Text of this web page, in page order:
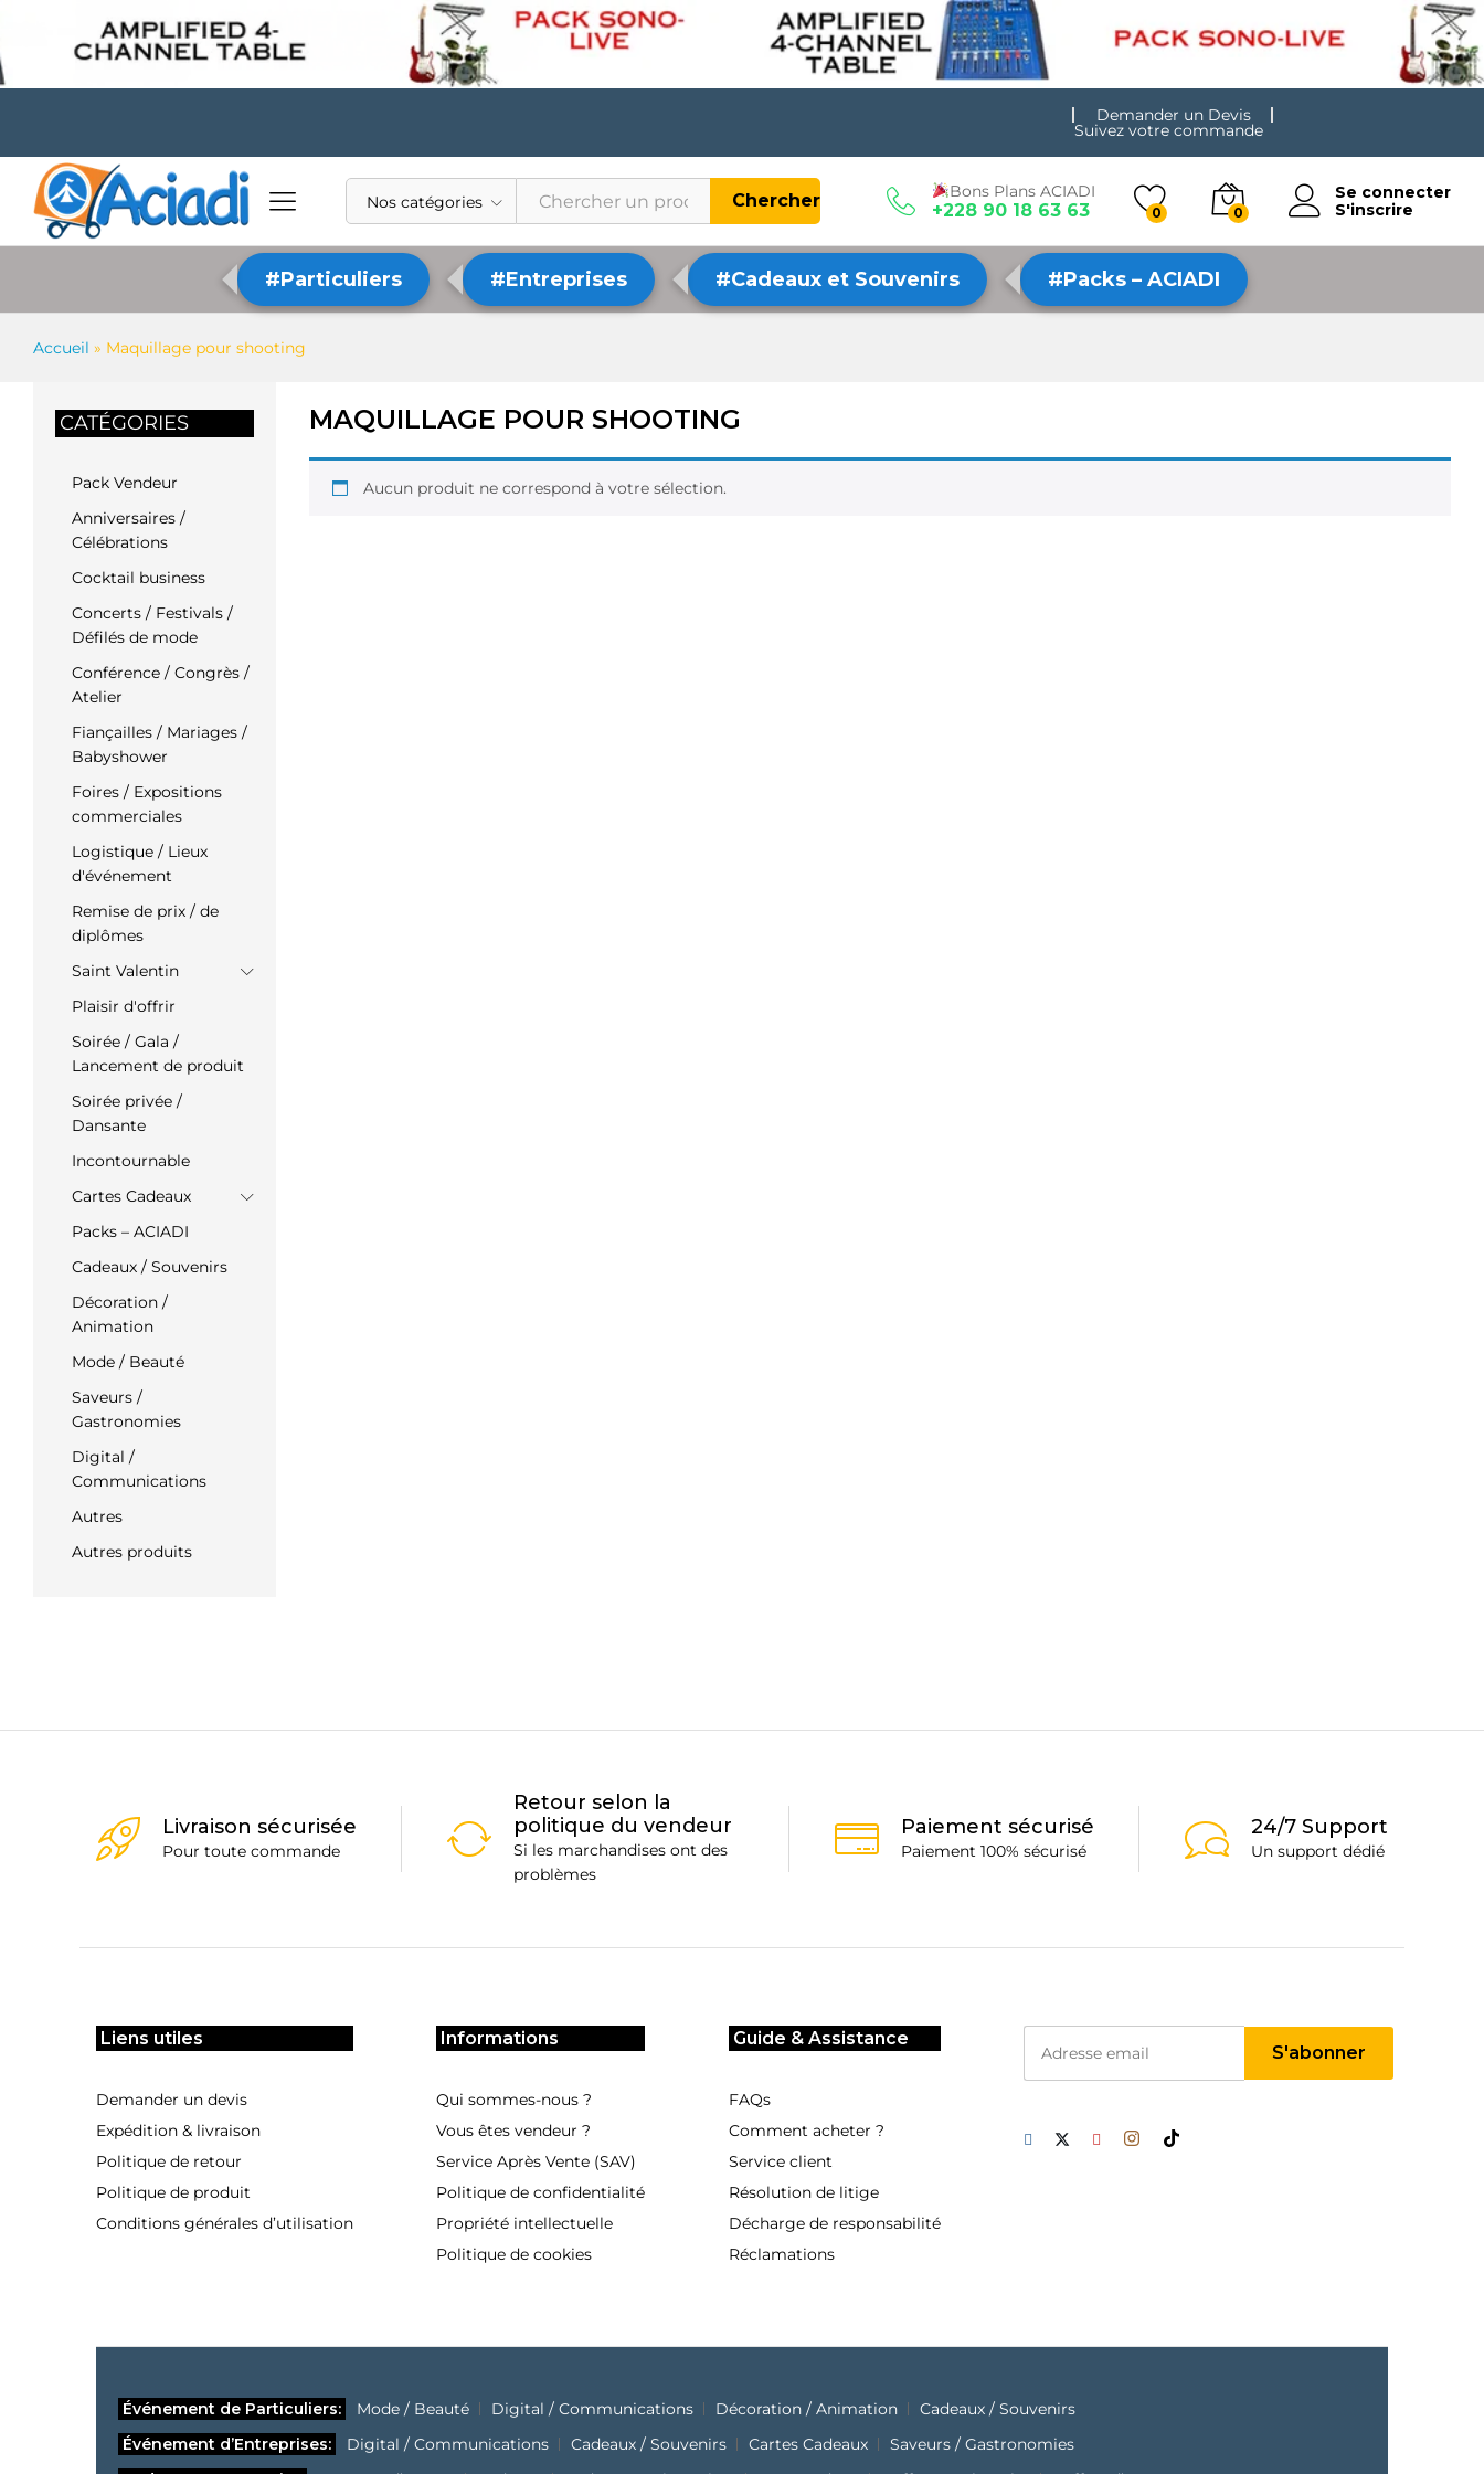
Demander un Devis
Suivez votre commande
Nos catégories Chercher Bons Plans ACIADI
+228 90 18 63 63 0 0
Se connecter
S'inscrire
#Particuliers #Entreprises #Cadeaux et Souvenirs #Packs – ACIADI
Accueil » Maquillage pour shooting
MAQUILLAGE POUR SHOOTING
Aucun produit ne correspond à votre sélection.
CATÉGORIES
Pack Vendeur
Anniversaires /
Célébrations
Cocktail business
Concerts / Festivals /
Défilés de mode
Conférence / Congrès /
Atelier
Fiançailles / Mariages /
Babyshower
Foires / Expositions
commerciales
Logistique / Lieux
d'événement
Remise de prix / de
diplômes
Saint Valentin
Plaisir d'offrir
Soirée / Gala /
Lancement de produit
Soirée privée /
Dansante
Incontournable
Cartes Cadeaux
Packs – ACIADI
Cadeaux / Souvenirs
Décoration /
Animation
Mode / Beauté
Saveurs /
Gastronomies
Digital /
Communications
Autres
Autres produits
Livraison sécurisée
Pour toute commande
Retour selon la
politique du vendeur
Si les marchandises ont des
problèmes
Paiement sécurisé
Paiement 100% sécurisé
24/7 Support
Un support dédié
Liens utiles
Demander un devis
Expédition & livraison
Politique de retour
Politique de produit
Conditions générales d’utilisation
Informations
Qui sommes-nous ?
Vous êtes vendeur ?
Service Après Vente (SAV)
Politique de confidentialité
Propriété intellectuelle
Politique de cookies
Guide & Assistance
FAQs
Comment acheter ?
Service client
Résolution de litige
Décharge de responsabilité
Réclamations
Événement de Particuliers: Mode / Beauté Digital / Communications Décoration / Animation
Cadeaux / Souvenirs
Événement d’Entreprises:
Digital / Communications Cadeaux / Souvenirs Cartes Cadeaux
Saveurs / Gastronomies